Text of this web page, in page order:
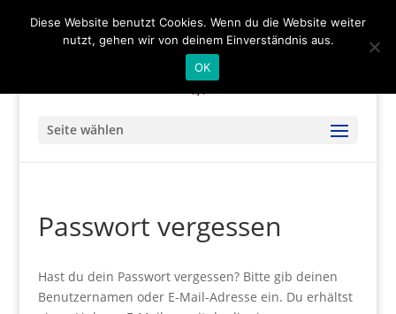
Seite wählen
Passwort vergessen
Hast du dein Passwort vergessen? Bitte gib deinen
Benutzernamen oder E-Mail-Adresse ein. Du erhältst
Diese Website benutzt Cookies. Wenn du die Website weiter
nutzt, gehen wir von deinem Einverständnis aus.
OK